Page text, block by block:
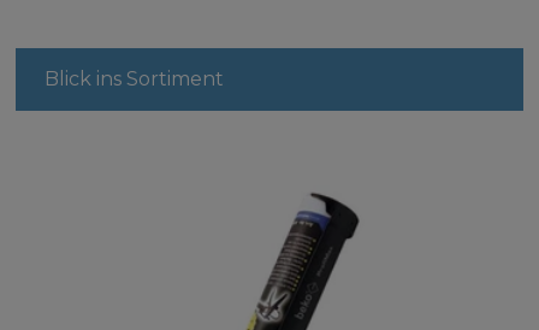
Blick ins Sortiment